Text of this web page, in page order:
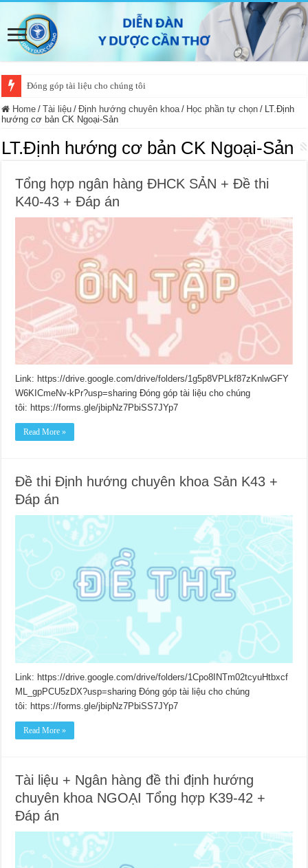
Đóng góp tài liệu cho chúng tôi
Home / Tài liệu / Định hướng chuyên khoa / Học phần tự chọn / LT.Định
hướng cơ bản CK Ngoại-Sản
LT.Định hướng cơ bản CK Ngoại-Sản
Tổng hợp ngân hàng ĐHCK SẢN + Đề thi
K40-43 + Đáp án
Link: https://drive.google.com/drive/folders/1g5p8VPLkf87zKnlwGFY
W6KICmeNv-kPr?usp=sharing Đóng góp tài liệu cho chúng
tôi: https://forms.gle/jbipNz7PbiSS7JYp7
Read More »
Đề thi Định hướng chuyên khoa Sản K43 +
Đáp án
Link: https://drive.google.com/drive/folders/1Cpo8INTm02tcyuHtbxcf
ML_gpPCU5zDX?usp=sharing Đóng góp tài liệu cho chúng
tôi: https://forms.gle/jbipNz7PbiSS7JYp7
Read More »
Tài liệu + Ngân hàng đề thi định hướng
chuyên khoa NGOẠI Tổng hợp K39-42 +
Đáp án